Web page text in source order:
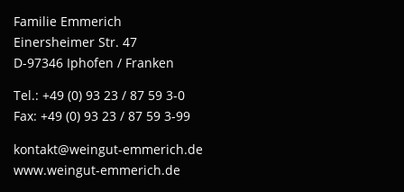
Familie Emmerich
Einersheimer Str. 47
D-97346 Iphofen / Franken
Tel.: +49 (0) 93 23 / 87 59 3-0
Fax: +49 (0) 93 23 / 87 59 3-99
kontakt@weingut-emmerich.de
www.weingut-emmerich.de